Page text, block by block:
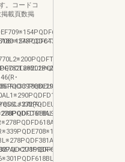
･
。コードコ
載頁数掲
･
･
･